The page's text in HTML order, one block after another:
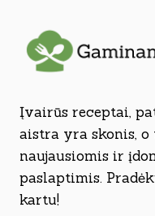
Įvairūs receptai,
aistra yra skonis,
naujausiomis ir
paslaptimis.
kartu!